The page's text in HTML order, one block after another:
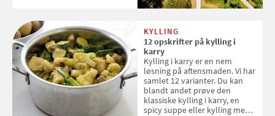
KYLLING
12 opskrifter på kylling i
karry
Kylling i karry er en nem
løsning på aftensmaden. Vi har
samlet 12 varianter. Du kan
blandt andet prøve den
klassiske kylling i karry, en
spicy suppe eller kylling med